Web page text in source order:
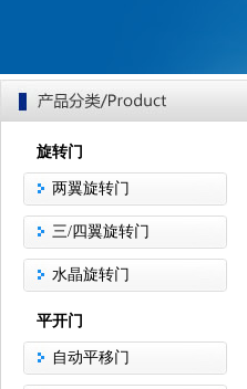
旋转门
两翼旋转门
三/四翼旋转门
水晶旋转门
平开门
自动平移门